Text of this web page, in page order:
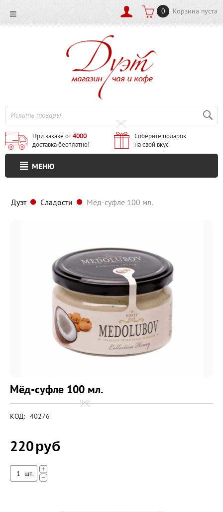
0 Корзина пуста
При заказе от4000
доставка бесплатно!
Соберите подарок
на свой вкус
МЕНЮ
Дуэт Сладости Мёд-суфле 100 мл.
Мёд-суфле 100 мл.
КОД: 40276
220 руб
+
−